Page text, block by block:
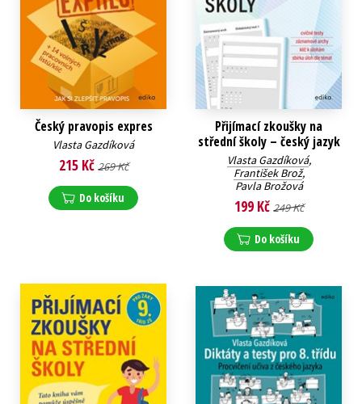
Český pravopis expres
Vlasta Gazdíková
215 Kč 269 Kč
Do košíku
Přijímací zkoušky na
střední školy – český jazyk
Vlasta Gazdíková,
František Brož,
Pavla Brožová
199 Kč 249 Kč
Do košíku